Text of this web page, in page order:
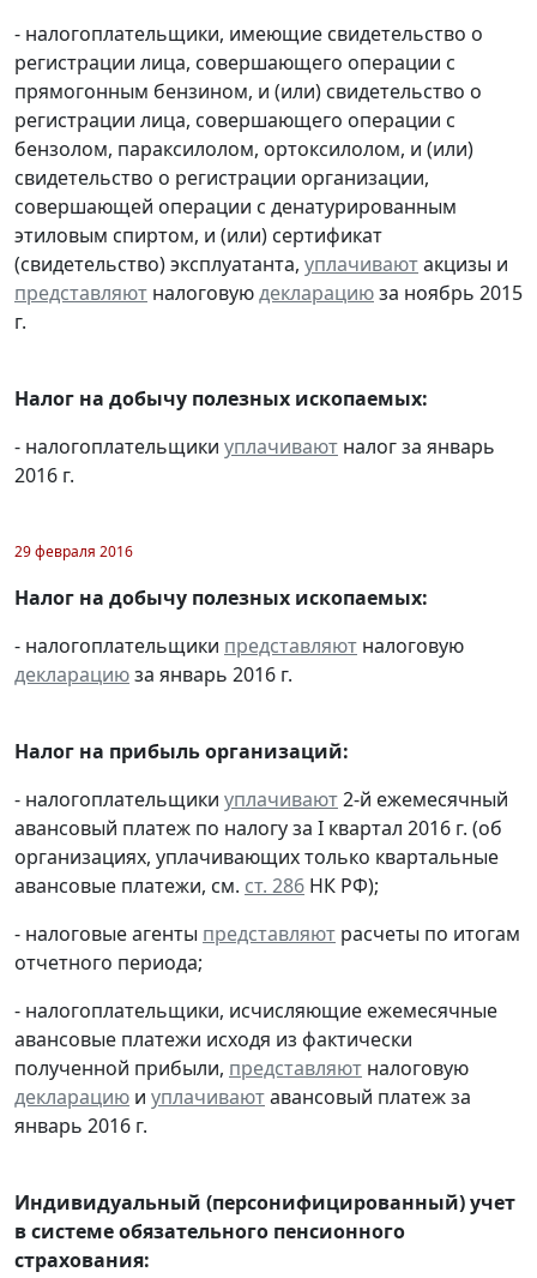
- налогоплательщики, имеющие свидетельство о
регистрации лица, совершающего операции с
прямогонным бензином, и (или) свидетельство о
регистрации лица, совершающего операции с
бензолом, параксилолом, ортоксилолом, и (или)
свидетельство о регистрации организации,
совершающей операции с денатурированным
этиловым спиртом, и (или) сертификат
(свидетельство) эксплуатанта, уплачиваютакцизы и
представляют налоговуюдекларациюза ноябрь 2015
г.
Налог на добычу полезных ископаемых:
- налогоплательщики уплачивают налог за январь
2016 г.
29 февраля 2016
Налог на добычу полезных ископаемых:
- налогоплательщики представляют налоговую
декларациюза январь 2016 г.
Налог на прибыль организаций:
- налогоплательщики уплачивают2-й ежемесячный
авансовый платеж по налогу за I квартал 2016 г. (об
организациях, уплачивающих только квартальные
авансовые платежи, см. ст. 286 НК РФ);
- налоговые агенты представляют расчеты по итогам
отчетного периода;
- налогоплательщики, исчисляющие ежемесячные
авансовые платежи исходя из фактически
полученной прибыли, представляют налоговую
декларацию и уплачиваютавансовый платеж за
январь 2016 г.
Индивидуальный (персонифицированный) учет
в системе обязательного пенсионного
страхования: